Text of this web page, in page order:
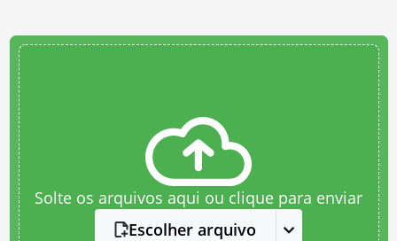
Solte os arquivos aqui ou clique para enviar
Escolher arquivo